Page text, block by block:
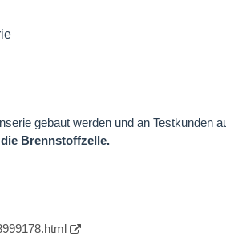
gebaut werden und an Testkunden
Brennstoffzelle.